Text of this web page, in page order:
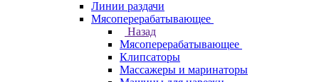
Линии раздачи
Мясоперерабатывающее
Назад
Мясоперерабатывающее
Клипсаторы
Массажеры и маринаторы